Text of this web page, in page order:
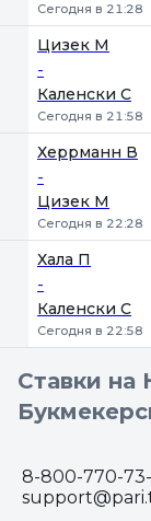
Сегодня в 21:28
Цизек М
-
Каленски С
Сегодня в 21:58
Херрманн В
-
Цизек М
Сегодня в 22:28
Хала П
-
Каленски С
Сегодня в 22:58
Ставки на
8-800-770-73-